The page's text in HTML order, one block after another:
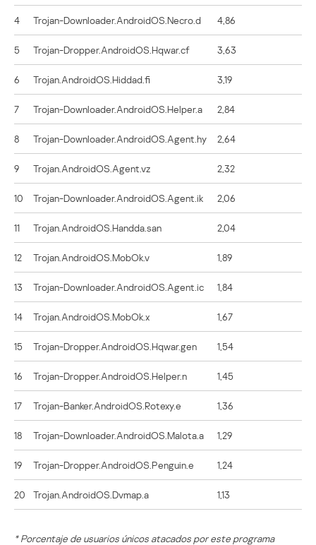
4 Trojan-Downloader.AndroidOS.Necro.d 4,86
5 Trojan-Dropper.AndroidOS.Hqwar.cf 3,63
6 Trojan.AndroidOS.Hiddad.fi 3,19
7 Trojan-Downloader.AndroidOS.Helper.a 2,84
8 Trojan-Downloader.AndroidOS.Agent.hy 2,64
9 Trojan.AndroidOS.Agent.vz 2,32
10 Trojan-Downloader.AndroidOS.Agent.ik 2,06
11 Trojan.AndroidOS.Handda.san 2,04
12 Trojan.AndroidOS.MobOk.v 1,89
13 Trojan-Downloader.AndroidOS.Agent.ic 1,84
14 Trojan.AndroidOS.MobOk.x 1,67
15 Trojan-Dropper.AndroidOS.Hqwar.gen 1,54
16 Trojan-Dropper.AndroidOS.Helper.n 1,45
17 Trojan-Banker.AndroidOS.Rotexy.e 1,36
18 Trojan-Downloader.AndroidOS.Malota.a 1,29
19 Trojan-Dropper.AndroidOS.Penguin.e 1,24
20 Trojan.AndroidOS.Dvmap.a 1,13
* Porcentaje de usuarios únicos atacados por este programa